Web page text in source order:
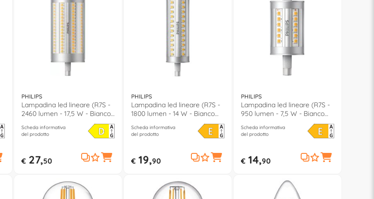
PHILIPS
Lampadina led lineare (R7S -
2460 lumen - 17,5 W - Bianco
Scheda informativa
del prodotto
€27,50
PHILIPS
Lampadina led lineare (R7S -
1800 lumen - 14 W - Bianco
Scheda informativa
del prodotto
€19,90
PHILIPS
Lampadina led lineare (R7S -
950 lumen - 7,5 W - Bianco
Scheda informativa
del prodotto
€14,90